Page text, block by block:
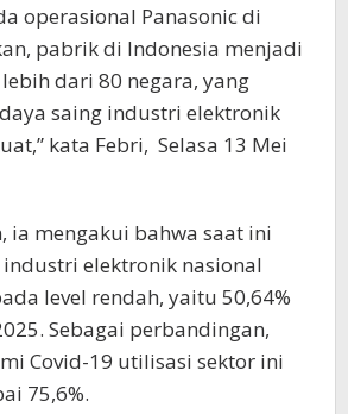
operasional Panasonic di
pabrik di Indonesia menjadi
dari 80 negara, yang
saing industri elektronik
kata Febri, Selasa 13 Mei
ia mengakui bahwa saat ini
elektronik nasional
level rendah, yaitu 50,64%
Sebagai perbandingan,
Covid-19 utilisasi sektor ini
75,6%.